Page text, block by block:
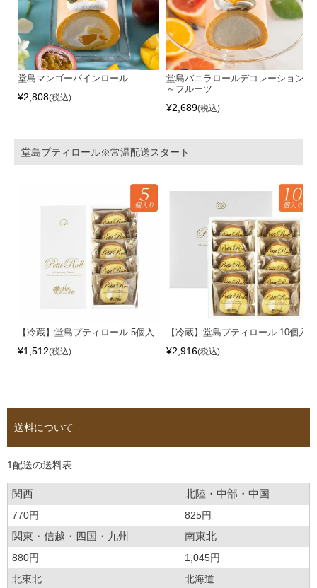
堂島マンゴーパインロール
¥2,808 税込
堂島バニラロールデコレーション
～フルーツ
¥2,689 税込
堂島プティロール※常温配送スタート
【冷蔵】堂島プティロール 5個入
¥1,512 税込
【冷蔵】堂島プティロール 10個入
¥2,916 税込
送料について
1配送の送料表
関西 北陸・中部・中国
770円 825円
関東・信越・四国・九州 南東北
880円
1,045円
北東北
北海道